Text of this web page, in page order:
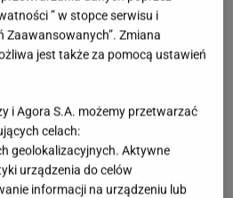
że najlepiej działa na
bzdura!
zapewni nam powolny,
insuliny we krwi. Dzięki
nadmiernym zmęczeniem i
treningi. Każdy posiłek
więc dostarczaćenergiii
” w stopce serwisu i
Zaawansowanych”. Zmiana
jest także za pomocą ustawień
i Agora S.A. możemy przetwarzać
celach:
geolokalizacyjnych. Aktywne
urządzenia do celów
informacji na urządzeniu lub